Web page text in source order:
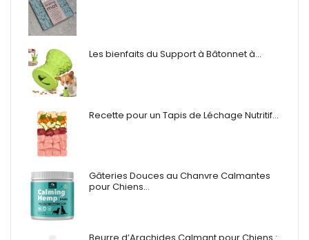
Les bienfaits du Support à Bâtonnet à…
Recette pour un Tapis de Léchage Nutritif…
Gâteries Douces au Chanvre Calmantes
pour Chiens…